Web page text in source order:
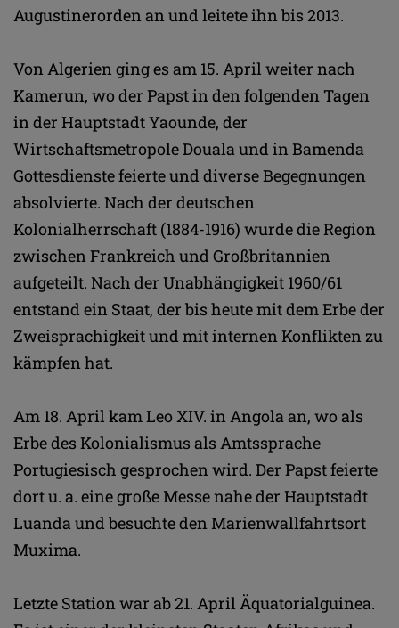
Augustinerorden an und leitete ihn bis 2013.
Von Algerien ging es am 15. April weiter nach
Kamerun, wo der Papst in den folgenden Tagen
in der Hauptstadt Yaounde, der
Wirtschaftsmetropole Douala und in Bamenda
Gottesdienste feierte und diverse Begegnungen
absolvierte. Nach der deutschen
Kolonialherrschaft (1884-1916) wurde die Region
zwischen Frankreich und Großbritannien
aufgeteilt. Nach der Unabhängigkeit 1960/61
entstand ein Staat, der bis heute mit dem Erbe der
Zweisprachigkeit und mit internen Konflikten zu
kämpfen hat.
Am 18. April kam Leo XIV. in Angola an, wo als
Erbe des Kolonialismus als Amtssprache
Portugiesisch gesprochen wird. Der Papst feierte
dort u. a. eine große Messe nahe der Hauptstadt
Luanda und besuchte den Marienwallfahrtsort
Muxima.
Letzte Station war ab 21. April Äquatorialguinea.